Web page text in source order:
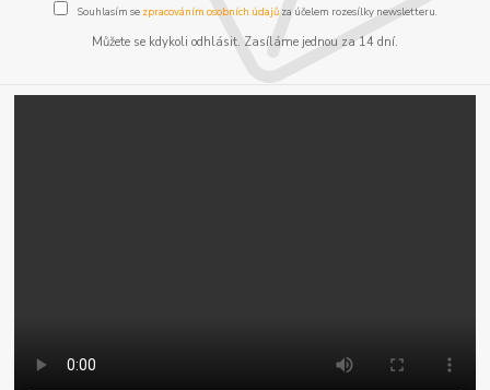
Souhlasím se zpracováním osobních údajůza účelem rozesílky newsletteru.
Můžete se kdykoli odhlásit. Zasíláme jednou za 14 dní.